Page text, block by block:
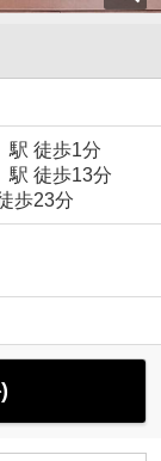
駅 徒歩1分
駅 徒歩13分
歩23分